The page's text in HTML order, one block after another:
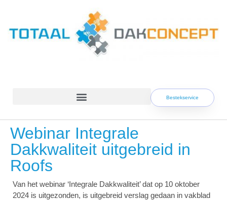
content
Bestekservice
Webinar Integrale
Dakkwaliteit uitgebreid in
Roofs
Van het webinar ‘Integrale Dakkwaliteit’ dat op 10 oktober
2024 is uitgezonden, is uitgebreid verslag gedaan in vakblad